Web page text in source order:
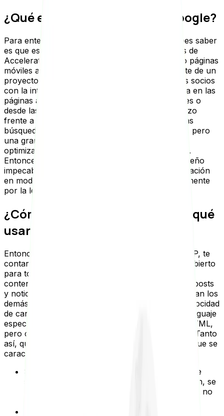
¿Qué es una página AMP de Google?
Para entender qué es AMP, lo primero que debes saber
es que estas corresponden a las siglas en inglés de
Accelerated Mobile Pages, lo que traduce como páginas
móviles aceleradas. Entonces, las AMP son parte de un
proyecto que impulsó Google con algunos otros socios
con la intención de mejorar la velocidad de carga en las
páginas a las que se entra desde los smartphones o
desde las tablets. Surgieron cuando Google le hizo
frente a la paradoja de que la gran mayoría de las
búsquedas provienen desde dispositivos móviles, pero
una gran parte de las páginas todavía no están
optimizadas para ser navegadas en este formato.
Entonces, a pesar de que las webs tengan un diseño
impecable para desktop, la experiencia de navegación
en modo móvil disminuye radicalmente, especialmente
por la lenta
¿Cómo funcionan las AMP y por qué
usarlas?
Entonces, para seguir comprendiendo qué es AMP, te
contaremos que este es un protocolo de código abierto
para todas las webs y compatible con todo tipo de
contenido, especialmente si es una que contenga posts
y noticias. Las AMP se centran en el texto y eliminan los
demás recursos que son los que enlentecen la velocidad
de carga. Para eso, entonces, se desarrolló un lenguaje
específico. Las AMP tienen el código común de HTML,
pero con algunas excepciones y particularidades. Tanto
así, que adquirió un nuevo nombre: AMP HTML, que se
caracteriza por:
Solo es posible utilizar las etiquetas HTML que
sean permitidas. Por ejemplo, para una imagen, se
puede utilizar la etiqueta img-amp, pero object no